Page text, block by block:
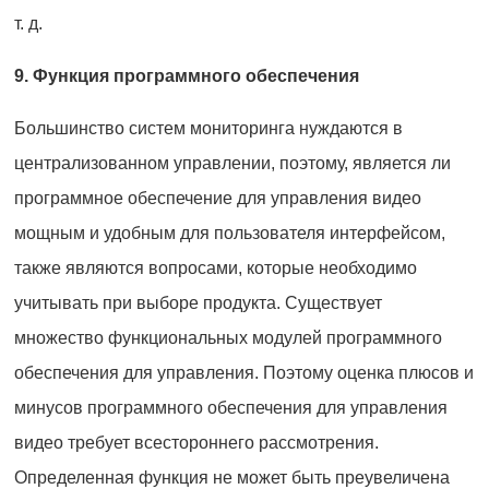
т. д.
9. Функция программного обеспечения
Большинство систем мониторинга нуждаются в
централизованном управлении, поэтому, является ли
программное обеспечение для управления видео
мощным и удобным для пользователя интерфейсом,
также являются вопросами, которые необходимо
учитывать при выборе продукта. Существует
множество функциональных модулей программного
обеспечения для управления. Поэтому оценка плюсов и
минусов программного обеспечения для управления
видео требует всестороннего рассмотрения.
Определенная функция не может быть преувеличена